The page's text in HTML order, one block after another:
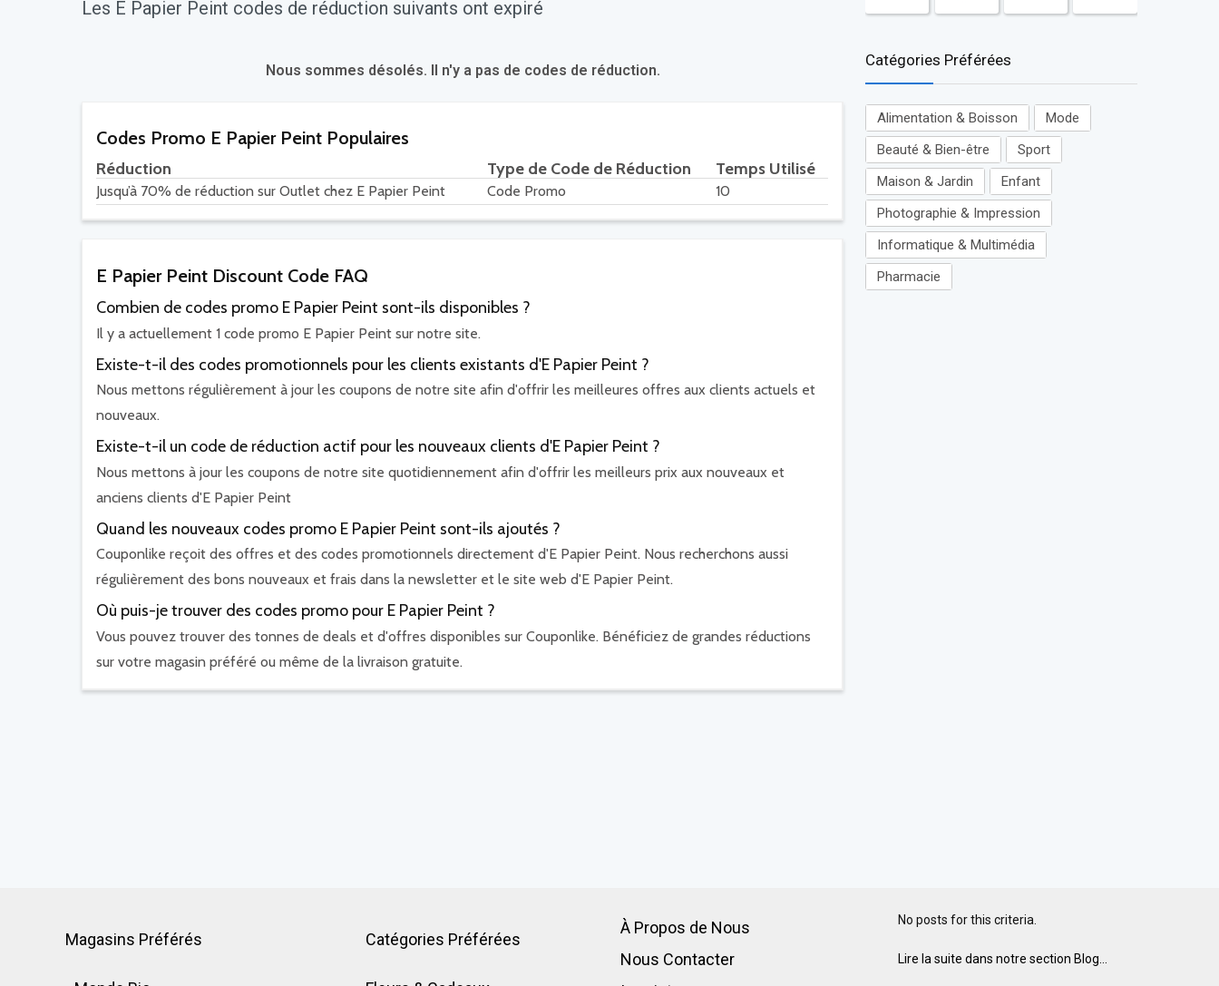
Catégories Préférées
Alimentation & Boisson
Mode
Beauté & Bien-être
Sport
Maison & Jardin
Enfant
Photographie & Impression
Informatique & Multimédia
Pharmacie
Les E Papier Peint codes de réduction suivants ont expiré
Nous sommes désolés. Il n'y a pas de codes de réduction.
Codes Promo E Papier Peint Populaires
Réduction Type de Code de Réduction Temps Utilisé
Jusqu’à 70% de réduction sur Outlet chez E Papier Peint Code Promo 10
E Papier Peint Discount Code FAQ
Combien de codes promo E Papier Peint sont-ils disponibles ?
Il y a actuellement 1 code promo E Papier Peint sur notre site.
Existe-t-il des codes promotionnels pour les clients existants d'E Papier Peint ?
Nous mettons régulièrement à jour les coupons de notre site afin d'offrir les meilleures offres aux clients actuels et
nouveaux.
Existe-t-il un code de réduction actif pour les nouveaux clients d'E Papier Peint ?
Nous mettons à jour les coupons de notre site quotidiennement afin d'offrir les meilleurs prix aux nouveaux et
anciens clients d'E Papier Peint
Quand les nouveaux codes promo E Papier Peint sont-ils ajoutés ?
Couponlike reçoit des offres et des codes promotionnels directement d'E Papier Peint. Nous recherchons aussi
régulièrement des bons nouveaux et frais dans la newsletter et le site web d'E Papier Peint.
Où puis-je trouver des codes promo pour E Papier Peint ?
Vous pouvez trouver des tonnes de deals et d'offres disponibles sur Couponlike. Bénéficiez de grandes réductions
sur votre magasin préféré ou même de la livraison gratuite.
Magasins Préférés Catégories Préférées
À Propos de Nous
Nous Contacter
No posts for this criteria.
Lire la suite dans notre section Blog...